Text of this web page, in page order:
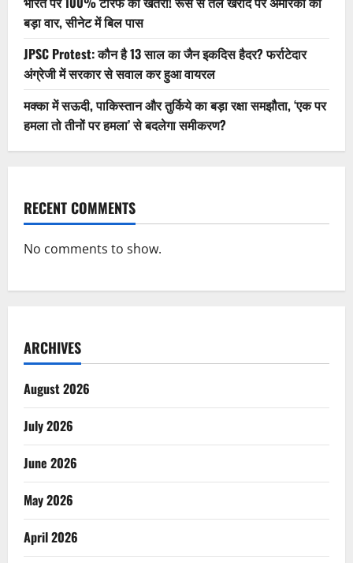
बड़ा वार, सीनेट में बिल पास
JPSC Protest: कौन है 13 साल का जैन इकदिस हैदर? फर्राटेदार
अंग्रेजी में सरकार से सवाल कर हुआ वायरल
मक्का में सऊदी, पाकिस्तान और तुर्किये का बड़ा रक्षा समझौता, ‘एक पर
हमला तो तीनों पर हमला’ से बदलेगा समीकरण?
RECENT COMMENTS
No comments to show.
ARCHIVES
August 2026
July 2026
June 2026
May 2026
April 2026